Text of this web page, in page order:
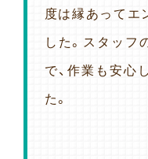
度は縁あってエ
した。スタッフ
で、作業も安心
た。